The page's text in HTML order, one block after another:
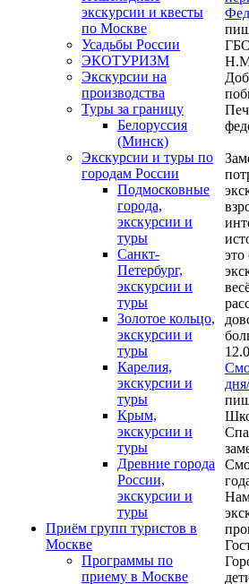
экскурсии и квесты
по Москве
Усадьбы России
ЭКОТУРИЗМ
Экскурсии на
производства
Туры за границу
Белоруссия
(Минск)
Экскурсии и туры по
городам России
Подмосковные
города,
экскурсии и
туры
Санкт-
Петербург,
экскурсии и
туры
Золотое кольцо,
экскурсии и
туры
Карелия,
экскурсии и
туры
Крым,
экскурсии и
туры
Древние города
России,
экскурсии и
туры
Приём групп туристов в
Москве
Программы по
приему в Москве
это